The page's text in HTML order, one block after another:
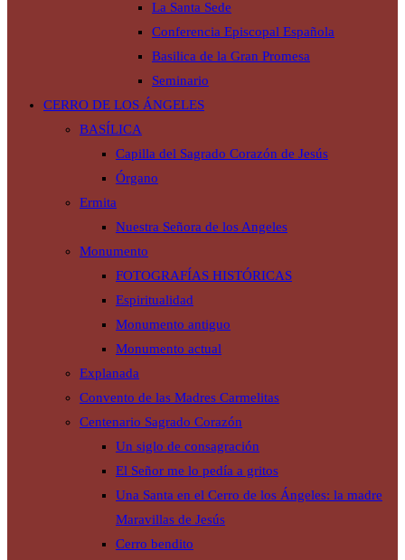
La Santa Sede
Conferencia Episcopal Española
Basilica de la Gran Promesa
Seminario
CERRO DE LOS ÁNGELES
BASÍLICA
Capilla del Sagrado Corazón de Jesús
Órgano
Ermita
Nuestra Señora de los Angeles
Monumento
FOTOGRAFÍAS HISTÓRICAS
Espiritualidad
Monumento antiguo
Monumento actual
Explanada
Convento de las Madres Carmelitas
Centenario Sagrado Corazón
Un siglo de consagración
El Señor me lo pedía a gritos
Una Santa en el Cerro de los Ángeles: la madre
Maravillas de Jesús
Cerro bendito